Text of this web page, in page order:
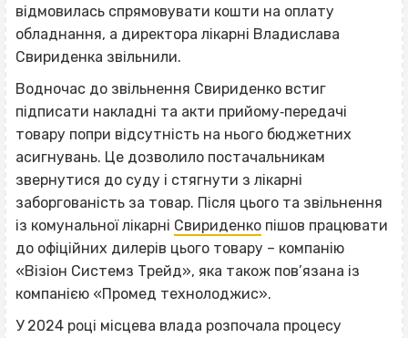
відмовилась спрямовувати кошти на оплату
обладнання, а директора лікарні Владислава
Свириденка звільнили.
Водночас до звільнення Свириденко встиг
підписати накладні та акти прийому‐передачі
товару попри відсутність на нього бюджетних
асигнувань. Це дозволило постачальникам
звернутися до суду і стягнути з лікарні
заборгованість за товар. Після цього та звільнення
із комунальної лікарні Свириденко пішов працювати
до офіційних дилерів цього товару – компанію
«Візіон Системз Трейд», яка також пов’язана із
компанією «Промед технолоджис».
У 2024 році місцева влада розпочала процесу